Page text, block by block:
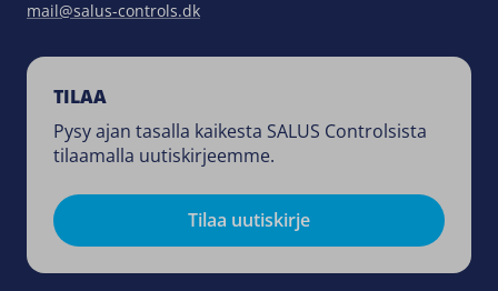
mail@salus-controls.dk
TILAA
Pysy ajan tasalla kaikesta SALUS Controlsista
tilaamalla uutiskirjeemme.
Tilaa uutiskirje